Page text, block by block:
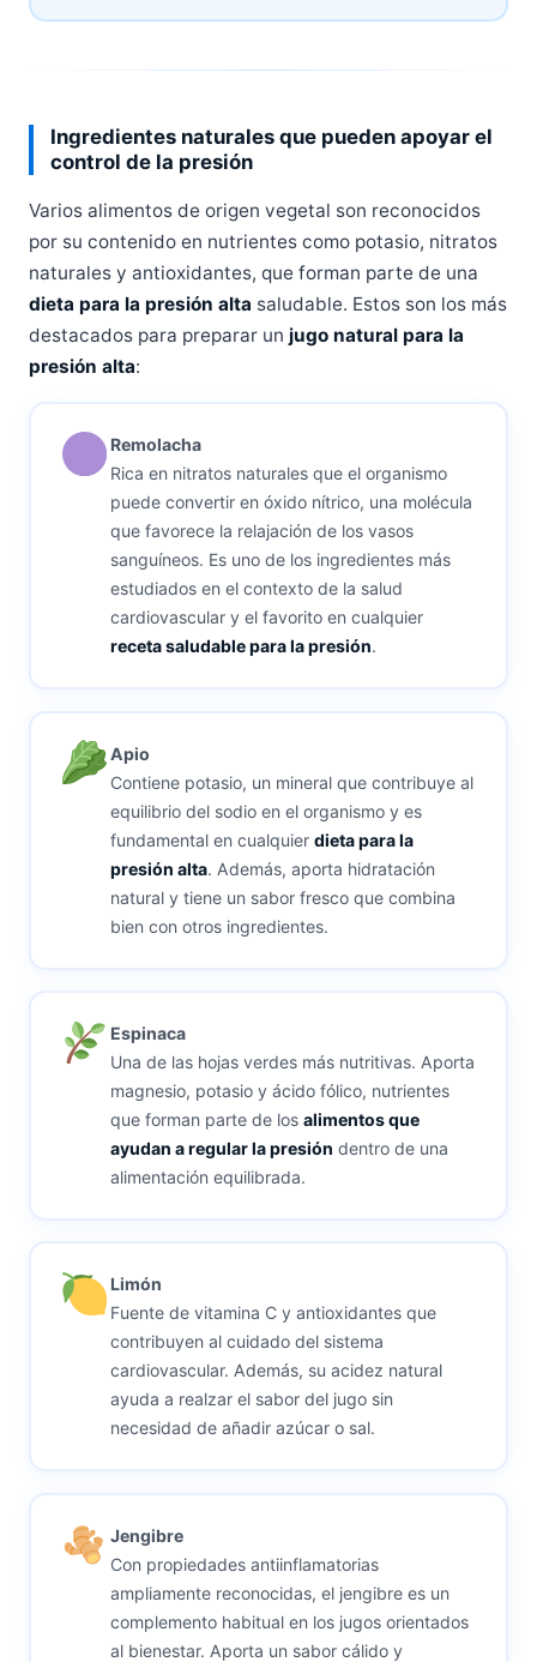
Ingredientes naturales que pueden apoyar el
control de la presión
Varios alimentos de origen vegetal son reconocidos
por su contenido en nutrientes como potasio, nitratos
naturales y antioxidantes, que forman parte de una
dieta para la presión alta saludable. Estos son los más
destacados para preparar un jugo natural para la
presión alta:
Remolacha
Rica en nitratos naturales que el organismo
puede convertir en óxido nítrico, una molécula
que favorece la relajación de los vasos
sanguíneos. Es uno de los ingredientes más
estudiados en el contexto de la salud
cardiovascular y el favorito en cualquier
receta saludable para la presión.
Apio
Contiene potasio, un mineral que contribuye al
equilibrio del sodio en el organismo y es
fundamental en cualquier dieta para la
presión alta. Además, aporta hidratación
natural y tiene un sabor fresco que combina
bien con otros ingredientes.
Espinaca
Una de las hojas verdes más nutritivas. Aporta
magnesio, potasio y ácido fólico, nutrientes
que forman parte de los alimentos que
ayudan a regular la presión dentro de una
alimentación equilibrada.
Limón
Fuente de vitamina C y antioxidantes que
contribuyen al cuidado del sistema
cardiovascular. Además, su acidez natural
ayuda a realzar el sabor del jugo sin
necesidad de añadir azúcar o sal.
Jengibre
Con propiedades antiinflamatorias
ampliamente reconocidas, el jengibre es un
complemento habitual en los jugos orientados
al bienestar. Aporta un sabor cálido y